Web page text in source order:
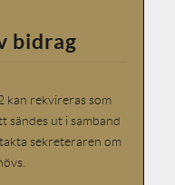
bidrag
kan rekvireras som
sändes ut i samband
sekreteraren om